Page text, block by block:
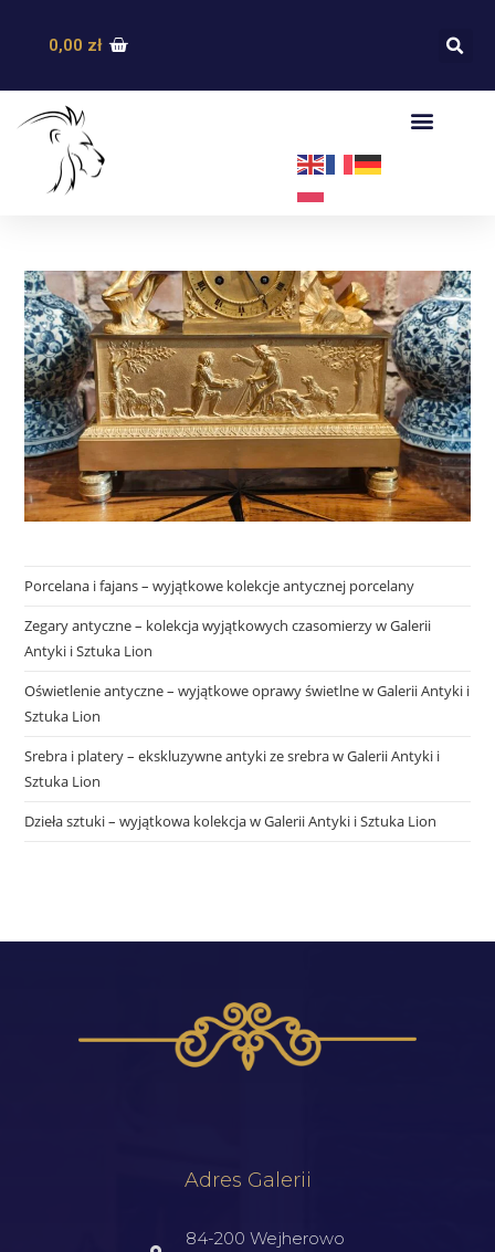
0,00 zł
Porcelana i fajans – wyjątkowe kolekcje antycznej porcelany
Zegary antyczne – kolekcja wyjątkowych czasomierzy w Galerii
Antyki i Sztuka Lion
Oświetlenie antyczne – wyjątkowe oprawy świetlne w Galerii Antyki i
Sztuka Lion
Srebra i platery – ekskluzywne antyki ze srebra w Galerii Antyki i
Sztuka Lion
Dzieła sztuki – wyjątkowa kolekcja w Galerii Antyki i Sztuka Lion
Adres Galerii
84-200 Wejherowo